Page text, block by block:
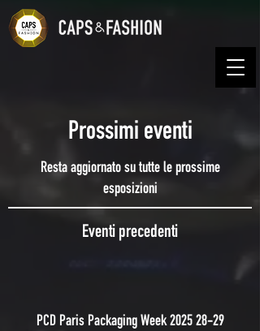
Prossimi eventi
Resta aggiornato su tutte le prossime
esposizioni
Eventi precedenti
PCD Paris Packaging Week2025 28-29